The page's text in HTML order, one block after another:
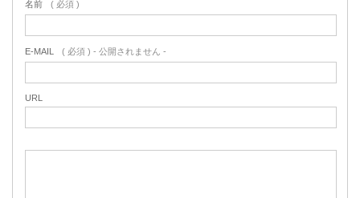
名前 ( 必須 )
E-MAIL ( 必須 ) - 公開されません -
URL